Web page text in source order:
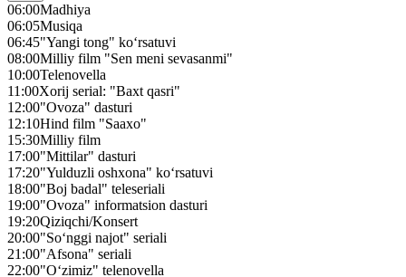
06:00Madhiya
06:05Musiqa
06:45"Yangi tong" ko‘rsatuvi
08:00Milliy film "Sen meni sevasanmi"
10:00Telenovella
11:00Xorij serial: "Baxt qasri"
12:00"Ovoza" dasturi
12:10Hind film "Saaxo"
15:30Milliy film
17:00"Mittilar" dasturi
17:20"Yulduzli oshxona" ko‘rsatuvi
18:00"Boj badal" teleseriali
19:00"Ovoza" informatsion dasturi
19:20Qiziqchi/Konsert
20:00"So‘nggi najot" seriali
21:00"Afsona" seriali
22:00"O‘zimiz" telenovella